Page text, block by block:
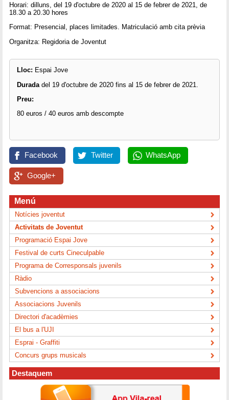
Horari: dilluns, del 19 d'octubre de 2020 al 15 de febrer de 2021, de
18.30 a 20.30 hores
Format: Presencial, places limitades. Matriculació amb cita prèvia
Organitza: Regidoria de Joventut
Lloc: Espai Jove
Durada del 19 d'octubre de 2020 fins al 15 de febrer de 2021.
Preu:
80 euros / 40 euros amb descompte
Facebook Twitter WhatsApp
Google+
Menú
Notícies joventut
Activitats de Joventut
Programació Espai Jove
Festival de curts Cineculpable
Programa de Corresponsals juvenils
Ràdio
Subvencions a associacions
Associacions Juvenils
Directori d'acadèmies
El bus a l'UJI
Esprai - Graffiti
Concurs grups musicals
Destaquem